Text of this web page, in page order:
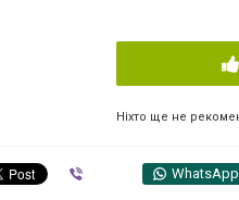
Ніхто ще не
WhatsApp